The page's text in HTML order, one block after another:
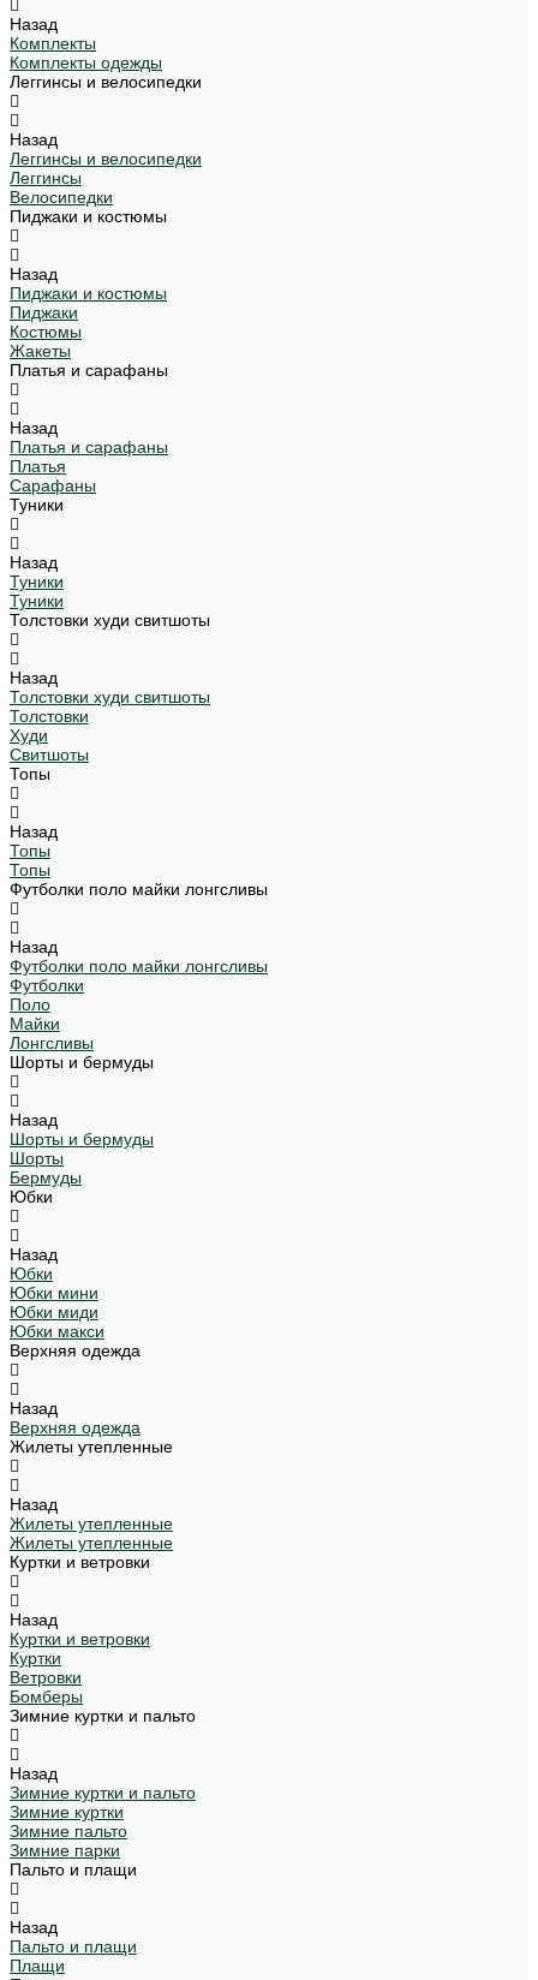
Назад
Комплекты
Комплекты одежды
Леггинсы и велосипедки
Назад
Леггинсы и велосипедки
Леггинсы
Велосипедки
Пиджаки и костюмы
Назад
Пиджаки и костюмы
Пиджаки
Костюмы
Жакеты
Платья и сарафаны
Назад
Платья и сарафаны
Платья
Сарафаны
Туники
Назад
Туники
Туники
Толстовки худи свитшоты
Назад
Толстовки худи свитшоты
Толстовки
Худи
Свитшоты
Топы
Назад
Топы
Топы
Футболки поло майки лонгсливы
Назад
Футболки поло майки лонгсливы
Футболки
Поло
Майки
Лонгсливы
Шорты и бермуды
Назад
Шорты и бермуды
Шорты
Бермуды
Юбки
Назад
Юбки
Юбки мини
Юбки миди
Юбки макси
Верхняя одежда
Назад
Верхняя одежда
Жилеты утепленные
Назад
Жилеты утепленные
Жилеты утепленные
Куртки и ветровки
Назад
Куртки и ветровки
Куртки
Ветровки
Бомберы
Зимние куртки и пальто
Назад
Зимние куртки и пальто
Зимние куртки
Зимние пальто
Зимние парки
Пальто и плащи
Назад
Пальто и плащи
Плащи